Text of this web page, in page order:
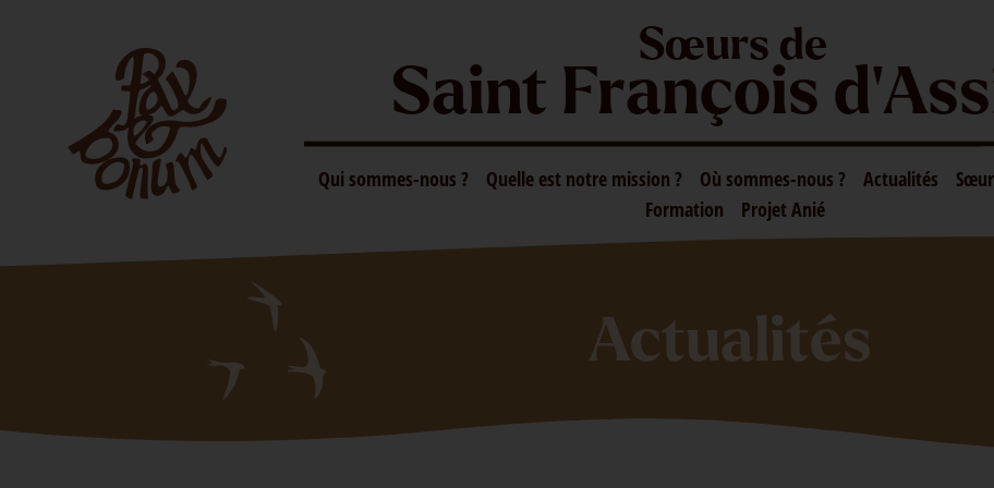
Sœurs de
Saint François
Qui sommes-nous ? Quelle est notre mission ? Où sommes-nous ? Actualités
Formation
Projet Anié
Actualités